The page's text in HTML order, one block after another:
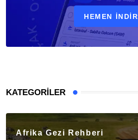
HEMEN İNDIR
KATEGORILER
Afrika Gezi Rehberi